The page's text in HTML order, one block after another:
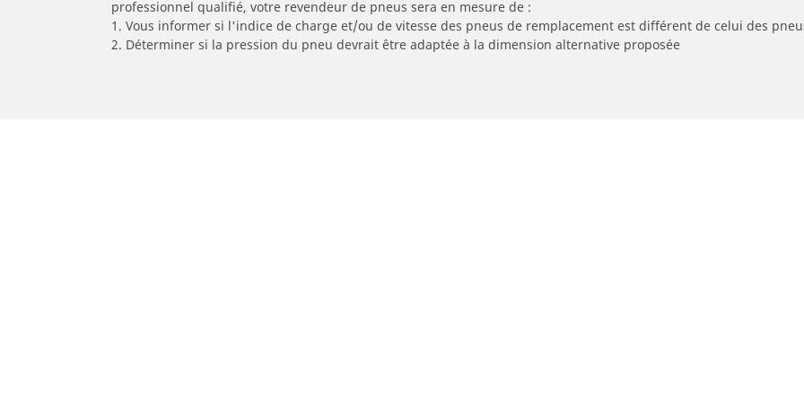
professionnel qualifié, votre revendeur de pneus sera en mesure de :
1. Vous informer si l'indice de charge et/ou de vitesse des pneus de remplacement est différent de celui des
2. Déterminer si la pression du pneu devrait être adaptée à la dimension alternative proposée